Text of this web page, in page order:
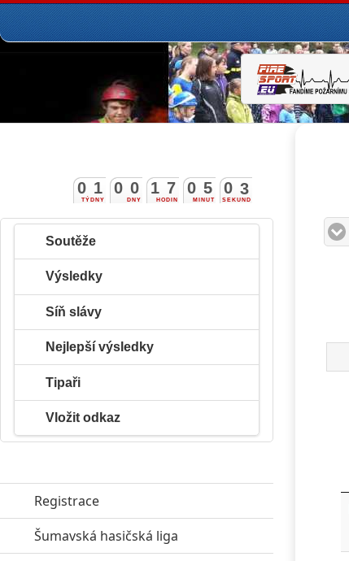
TÝDNY
0 1
DNY
0 0
HODIN
1 7
MINUT
0 5
SEKUND
0 2
Soutěže
Výsledky
Síň slávy
Nejlepší výsledky
Tipaři
Vložit odkaz
Registrace
Šumavská hasičská liga